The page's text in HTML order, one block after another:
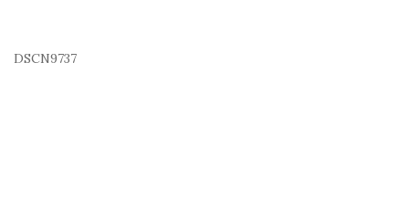
DSCN9737